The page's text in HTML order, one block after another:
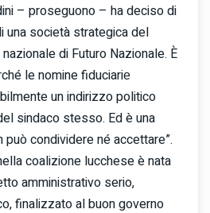
– proseguono – ha deciso di
una società strategica del
di Futuro Nazionale. È
le nomine fiduciariе
un indirizzo politico
sindaco stesso. Ed è una
condividere né accettare”.
coalizione lucchese è nata
amministrativo serio,
finalizzato al buon governo